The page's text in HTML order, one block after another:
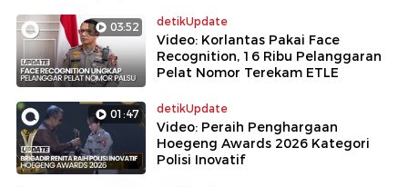
03:52 detikUpdate
Video: Korlantas Pakai Face
Recognition, 16 Ribu Pelanggaran
Pelat Nomor Terekam ETLE
01:47 detikUpdate
Video: Peraih Penghargaan
Hoegeng Awards 2026 Kategori
Polisi Inovatif